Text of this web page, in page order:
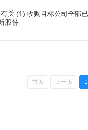
关 (1) 收购目标公司全部
股份
首页 上一页 1